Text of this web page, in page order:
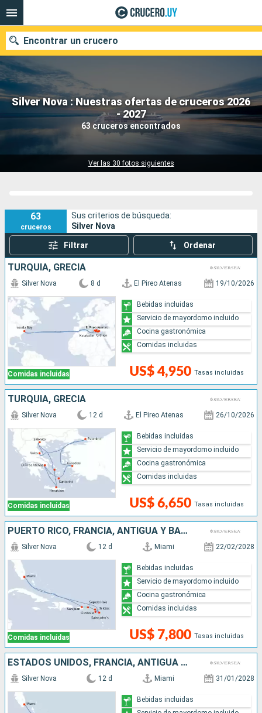
Silver Nova : Nuestras ofertas de cruceros 2026
- 2027
63 cruceros encontrados
Ver las 30 fotos siguientes
Encontrar un crucero
Nuestros destinos
Fecha de salida
63
cruceros
Sus criterios de búsqueda:
Silver Nova
Filtrar Ordenar
TURQUÍA, GRECIA
Comidas incluidas
Silver Nova 8 d El Pireo Atenas 19/10/2026
US$ 4,950 Tasas incluidas
Bebidas incluidas
Servicio de mayordomo incluido
Cocina gastronómica
Comidas incluidas
TURQUÍA, GRECIA
Comidas incluidas
Silver Nova 12 d El Pireo Atenas 26/10/2026
US$ 6,650 Tasas incluidas
Bebidas incluidas
Servicio de mayordomo incluido
Cocina gastronómica
Comidas incluidas
PUERTO RICO, FRANCIA, ANTIGUA Y BARBUDA, ESTADOS UNIDOS
Comidas incluidas
Silver Nova 12 d Miami 22/02/2028
US$ 7,800 Tasas incluidas
Bebidas incluidas
Servicio de mayordomo incluido
Cocina gastronómica
Comidas incluidas
ESTADOS UNIDOS, FRANCIA, ANTIGUA Y BARBUDA, PUERTO RICO
Silver Nova 12 d Miami 31/01/2028
Bebidas incluidas